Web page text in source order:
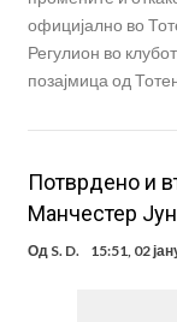
официјално во
Регулион во
позајмица од
Потврдено и
Манчестер
Од S. D. 15:51, 02